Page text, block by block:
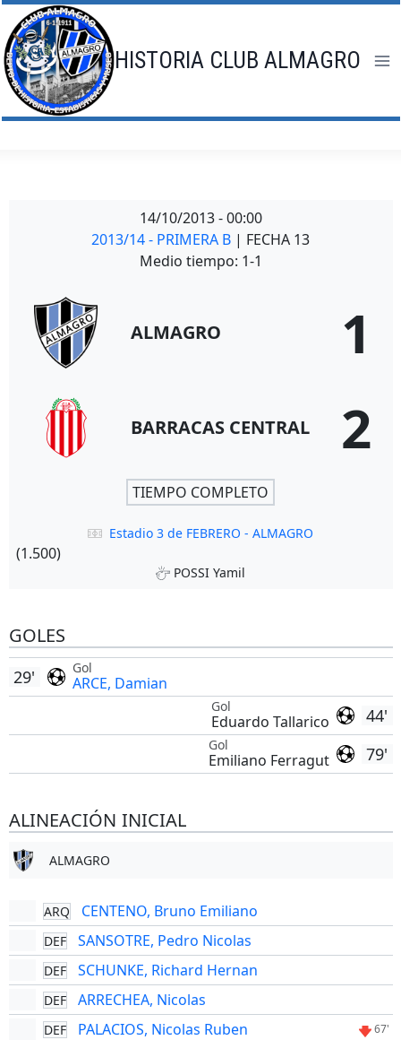
Saltar
al
contenido
HISTORIA CLUB ALMAGRO
14/10/2013 - 00:00
2013/14 - PRIMERA B | FECHA 13
Medio tiempo: 1-1
ALMAGRO 1
BARRACAS CENTRAL 2
TIEMPO COMPLETO
Estadio 3 de FEBRERO - ALMAGRO
(1.500)
POSSI Yamil
GOLES
Gol
ARCE, Damian
29'
44'
Gol
Eduardo Tallarico
79'
Gol
Emiliano Ferragut
ALINEACIÓN INICIAL
ALMAGRO
ARQ CENTENO, Bruno Emiliano
DEF SANSOTRE, Pedro Nicolas
DEF SCHUNKE, Richard Hernan
DEF ARRECHEA, Nicolas
DEF PALACIOS, Nicolas Ruben 67'